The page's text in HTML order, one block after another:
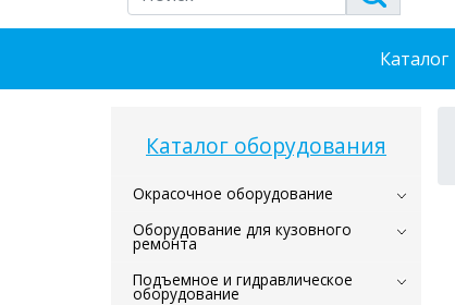
Каталог
Каталог оборудования
Окрасочное оборудование
Оборудование для кузовного
ремонта
Подъемное и гидравлическое
оборудование